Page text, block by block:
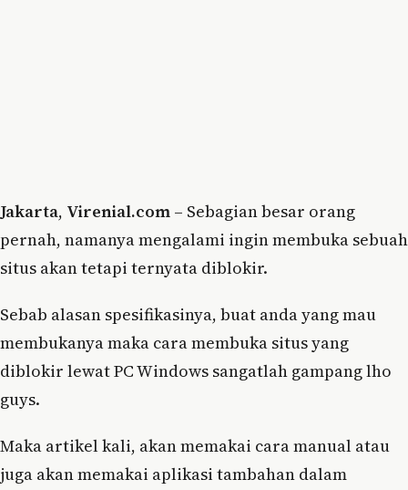
Jakarta, Virenial.com – Sebagian besar orang
pernah, namanya mengalami ingin membuka sebuah
situs akan tetapi ternyata diblokir.
Sebab alasan spesifikasinya, buat anda yang mau
membukanya maka cara membuka situs yang
diblokir lewat PC Windows sangatlah gampang lho
guys.
Maka artikel kali, akan memakai cara manual atau
juga akan memakai aplikasi tambahan dalam